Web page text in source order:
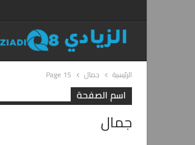
الرئيسية جمال Page 15
اسم الصفحة
جمال